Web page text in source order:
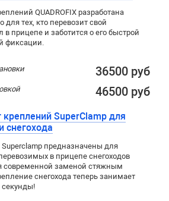
QUADROFIX разработана
для тех, кто перевозит свой
в прицепе и заботится о его быстрой
фиксации.
36500 руб
46500 руб
SuperClamp для
снегохода
предназначены для
в прицепе снегоходов
современной заменой стяжным
снегохода теперь занимает